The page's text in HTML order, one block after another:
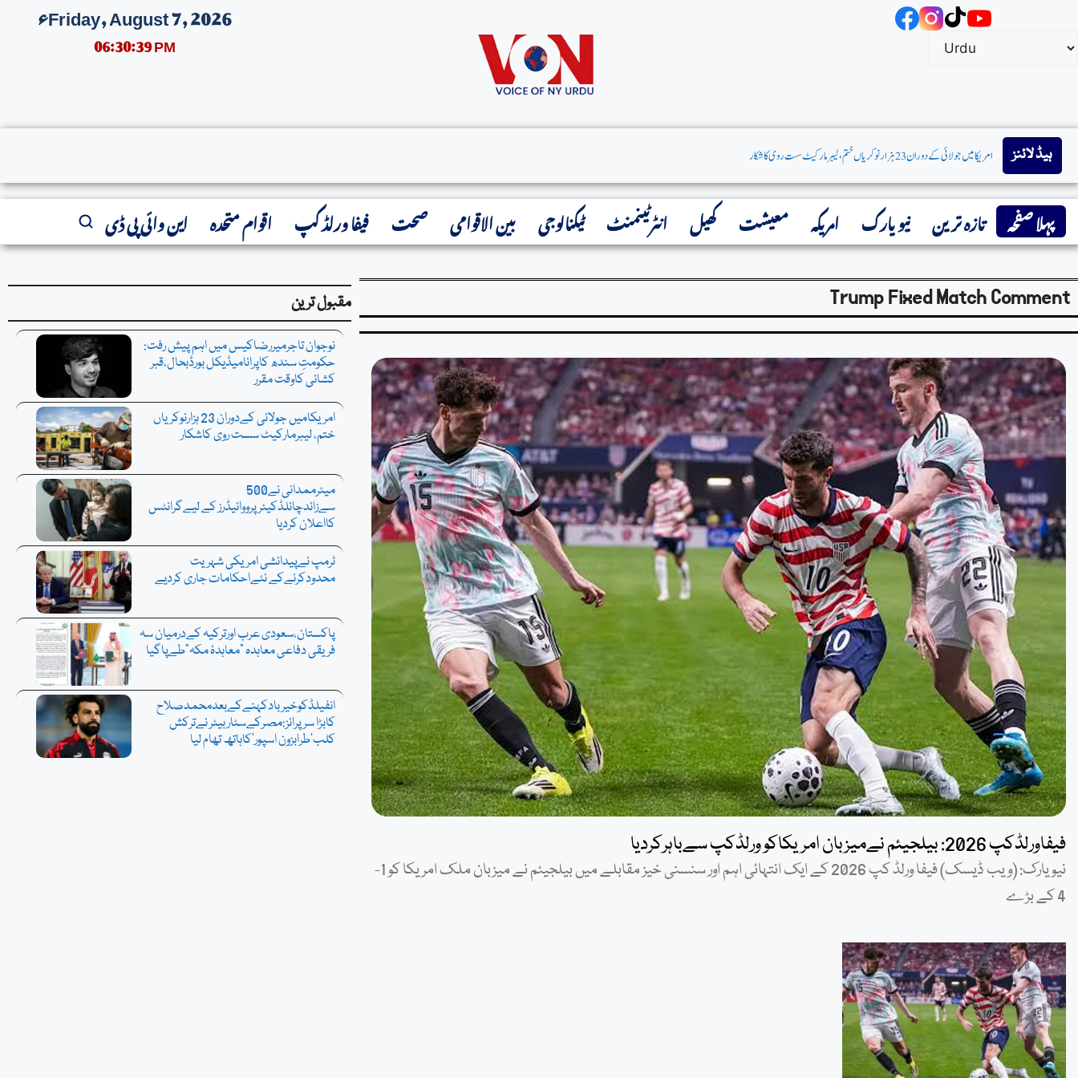
Friday, August 7, 2026ء
06:30:39 PM
ہیڈ لائنز
پہلا صفحہ تازہ ترین نیو یارک امریکہ معیشت کھیل انٹرٹینمنٹ ٹیکنالوجی بین الاقوامی صحت فیفا ورلڈ کپ اقوام متحدہ این وائی پی ڈی
مقبول ترین
نوجوان تاجرمیررضاکیس میں اہم پیش رفت:
حکومتِ سندھ کاپرانامیڈیکل بورڈبحال،قبر
کشائی کاوقت مقرر
امریکامیں جولائی کےدوران 23 ہزارنوکریاں
ختم، لیبرمارکیٹ سست روی کاشکار
میئرممدانی نے500
سےزائدچائلڈکیئرپرووائیڈرز کے لیےگرانٹس
کااعلان کردیا
ٹرمپ نےپیدائشی امریکی شہریت
محدودکرنےکے نئےاحکامات جاری کردیے
پاکستان،سعودی عرب اورترکیہ کےدرمیان سہ
فریقی دفاعی معاہدہ “معاہدۂ مکہ”طےپاگیا
انفیلڈکوخیربادکہنےکےبعدمحمدصلاح
کابڑا سرپرائز:مصرکےسٹاربیٹر نےترکش
کلب’طرابزون اسپور‘کاہاتھ تھام لیا
Trump Fixed Match Comment
فیفاورلڈکپ 2026: بیلجیئم نےمیزبان امریکاکو ورلڈکپ سےباہرکردیا
نیویارک: (ویب ڈیسک) فیفا ورلڈ کپ 2026 کے ایک انتہائی اہم اور سنسنی خیز مقابلے میں بیلجیئم نے میزبان ملک امریکا کو 1-
4 کے بڑے